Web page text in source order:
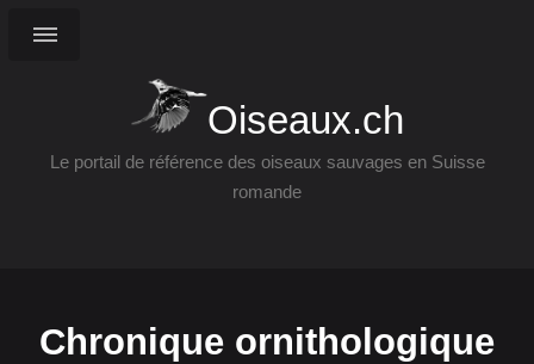
Oiseaux.ch
Le portail de référence des oiseaux sauvages en Suisse
romande
Chronique ornithologique